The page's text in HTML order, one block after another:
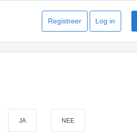
Log in
Registreer